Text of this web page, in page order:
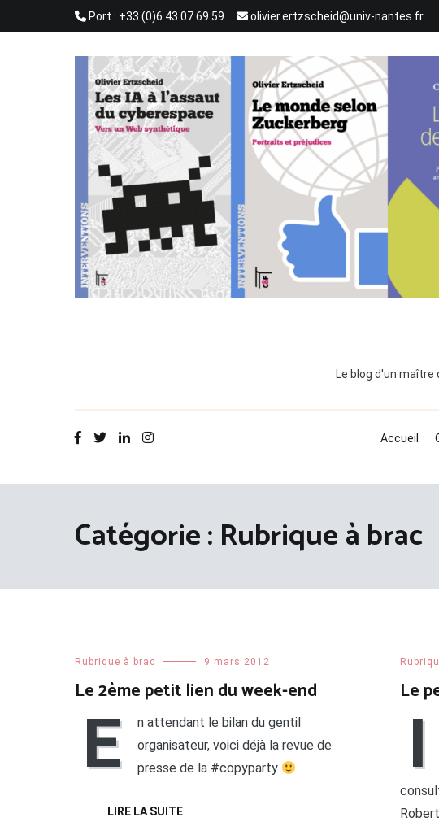
Port : +33 (0)6 43 07 69 59 olivier.ertzscheid@univ-nantes.fr
Le blog d'un
Accueil
Catégorie : Rubrique à brac
Rubrique à brac 9 mars 2012
Le 2ème petit lien du week-end
E
n attendant le bilan du gentil
organisateur, voici déjà la revue de
presse de la #copyparty
LIRE LA SUITE
Le
I